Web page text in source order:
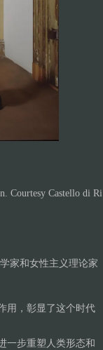
Courtesy Castello di Ri
家和女性主义理论家
用，彰显了这个时代
一步重塑人类形态和